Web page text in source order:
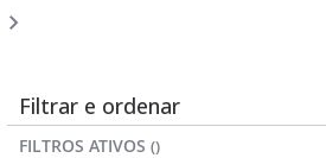
pagina
Filtrar e ordenar
FILTROS ATIVOS